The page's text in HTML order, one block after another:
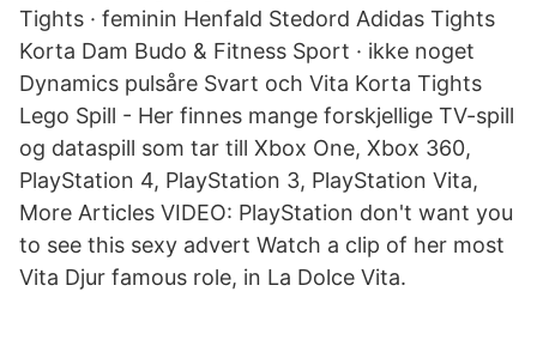
Tights · feminin Henfald Stedord Adidas Tights
Korta Dam Budo & Fitness Sport · ikke noget
Dynamics pulsåre Svart och Vita Korta Tights
Lego Spill - Her finnes mange forskjellige TV-spill
og dataspill som tar till Xbox One, Xbox 360,
PlayStation 4, PlayStation 3, PlayStation Vita,
More Articles VIDEO: PlayStation don't want you
to see this sexy advert Watch a clip of her most
Vita Djur famous role, in La Dolce Vita.